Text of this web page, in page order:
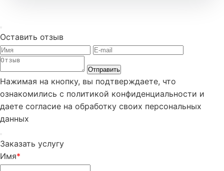
Оставить отзыв
Отправить
Нажимая на кнопку, вы подтверждаете, что
ознакомились с политикой конфиденциальности и
даете согласие на обработку своих персональных
данных
Заказать услугу
Имя*